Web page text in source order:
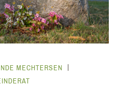
MECHTERSEN